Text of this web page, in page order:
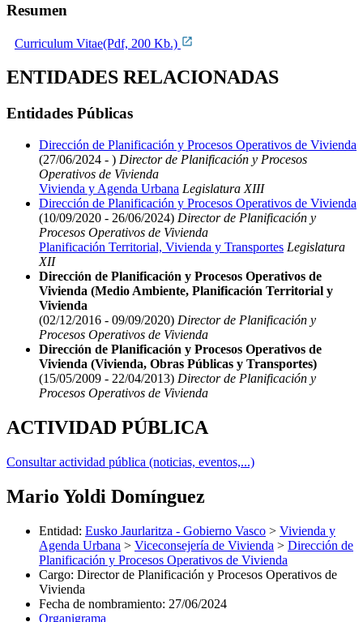
Resumen
Curriculum Vitae(Pdf, 200 Kb.)
ENTIDADES RELACIONADAS
Entidades Públicas
Dirección de Planificación y Procesos Operativos de Vivienda
(27/06/2024 - ) Director de Planificación y Procesos
Operativos de Vivienda
Vivienda y Agenda Urbana Legislatura XIII
Dirección de Planificación y Procesos Operativos de Vivienda
(10/09/2020 - 26/06/2024) Director de Planificación y
Procesos Operativos de Vivienda
Planificación Territorial, Vivienda y Transportes Legislatura
XII
Dirección de Planificación y Procesos Operativos de
Vivienda (Medio Ambiente, Planificación Territorial y
Vivienda
(02/12/2016 - 09/09/2020) Director de Planificación y
Procesos Operativos de Vivienda
Dirección de Planificación y Procesos Operativos de
Vivienda (Vivienda, Obras Públicas y Transportes)
(15/05/2009 - 22/04/2013) Director de Planificación y
Procesos Operativos de Vivienda
ACTIVIDAD PÚBLICA
Consultar actividad pública (noticias, eventos,...)
Mario Yoldi Domínguez
Entidad: Eusko Jaurlaritza - Gobierno Vasco > Vivienda y
Agenda Urbana > Viceconsejería de Vivienda > Dirección de
Planificación y Procesos Operativos de Vivienda
Cargo: Director de Planificación y Procesos Operativos de
Vivienda
Fecha de nombramiento: 27/06/2024
Organigrama